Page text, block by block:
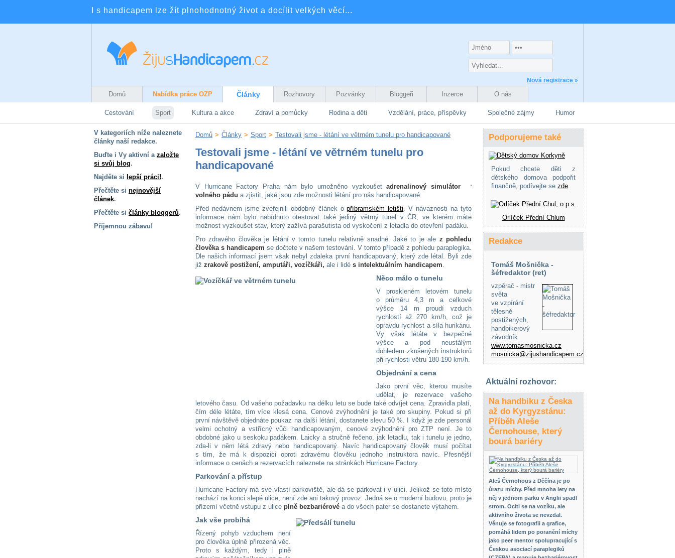
I s handicapem lze žít plnohodnotný život a docílit velkých věcí...
Nová registrace »
Domů Nabídka práce OZP Články Rozhovory Pozvánky Bloggeři Inzerce O nás
Cestování Sport Kultura a akce Zdraví a pomůcky Rodina a děti Vzdělání, práce, příspěvky Společné zájmy Humor
V kategoriích níže naleznete
články naší redakce.
Buďte i Vy aktivní a založte
si svůj blog.
Najděte si lepší práci!.
Přečtěte si nejnovější
článek.
Přečtěte si články bloggerů.
Příjemnou zábavu!
Domů > Články > Sport > Testovali jsme - létání ve větrném tunelu pro handicapované
Testovali jsme - létání ve větrném tunelu pro
handicapované
V Hurricane Factory Praha nám bylo umožněno vyzkoušetadrenalinový simulátor
volného pádu a zjistit, jaké jsou zde možnosti létání pro nás handicapované.
Před nedávnem jsme zveřejnili obdobný článek opříbramském letišti. V návaznosti na tyto
informace nám bylo nabídnuto otestovat také jediný větrný tunel v ČR, ve kterém máte
možnost vyzkoušet stav, který zažívá parašutista od vyskočení z letadla do otevření padáku.
Pro zdravého člověka je létání v tomto tunelu relativně snadné. Jaké to je ale z pohledu
člověka s handicapem se dočtete v našem testování. V tomto případě z pohledu paraplegika.
Dle našich informací jsem však nebyl zdaleka první handicapovaný, který zde létal. Byli zde
již zrakově postižení, amputáři, vozíčkáři, ale i lidé s intelektuálním handicapem.
Něco málo o tunelu
V proskleném letovém tunelu
o průměru 4,3 m a celkové
výšce 14 m proudí vzduch
rychlostí až 270 km/h, což je
opravdu rychlost a síla hurikánu.
Vy však létáte v bezpečné
výšce a pod neustálým
dohledem zkušených instruktorů
při rychlosti větru 180-190 km/h.
Objednání a cena
Jako první věc, kterou musíte
udělat, je rezervace vašeho
letového času. Od vašeho požadavku na délku letu se bude také odvíjet cena. Zpravidla platí,
čím déle létáte, tím více klesá cena. Cenové zvýhodnění je také pro skupiny. Pokud si při
první návštěvě objednáte poukaz na další létání, dostanete slevu 50 %. I když je zde personál
velmi ochotný a vstřícný vůči handicapovaným, cenové zvýhodnění pro ZTP není. Je to
obdobné jako u seskoku padákem. Laicky a stručně řečeno, jak letadlu, tak i tunelu je jedno,
zda-li v něm létá zdravý nebo handicapovaný. Navíc handicapovaný člověk musí počítat
s tím, že má k dispozici oproti zdravému člověku jednoho instruktora navíc. Přesnější
informace o cenách a rezervacích naleznete na stránkách Hurricane Factory.
Parkování a přístup
Hurricane Factory má své vlastí parkoviště, ale dá se parkovat i v ulici. Jelikož se toto místo
nachází na konci slepé ulice, není zde ani takový provoz. Jedná se o moderní budovu, proto je
přízemí včetně vstupu z ulice plně bezbariérové a do všech pater se dostanete výtahem.
Jak vše probíhá
Řízený pohyb vzduchem není
pro člověka úplně přirozená věc.
Proto s každým, tedy i plně
Podporujeme také
Pokud chcete děti z
dětského domova podpořit
finančně, podívejte se zde.
Orlíček Přední Chlum
Redakce
Tomáš Mošnička -
šéfredaktor (ret)
vzpěrač - mistr
světa
ve vzpírání
tělesně
postižených,
handbikerový
závodník
www.tomasmosnicka.cz
mosnicka@zijushandicapem.cz
Aktuální rozhovor:
Na handbiku z Česka
až do Kyrgyzstánu:
Příběh Aleše
Černohouse, který
bourá bariéry
Aleš Černohous z Děčína je po
úrazu míchy. Před mnoha lety na
něj v jednom parku v Anglii spadl
strom. Ocitl se na vozíku, ale
aktivního života se nevzdal.
Věnuje se fotografii a grafice,
pomáhá lidem po poranění míchy
jako peer mentor spolupracující s
Českou asociací paraplegiků